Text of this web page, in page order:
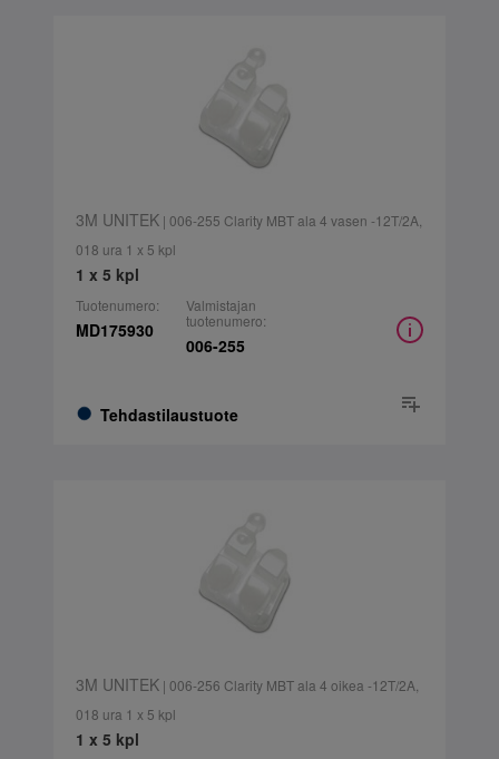
3M UNITEK| 006-255 Clarity MBT ala 4 vasen -12T/2A,
018 ura 1 x 5 kpl
1 x 5 kpl
Tuotenumero:
MD175930
Tehdastilaustuote
Valmistajan
tuotenumero:
006-255
3M UNITEK| 006-256 Clarity MBT ala 4 oikea -12T/2A,
018 ura 1 x 5 kpl
1 x 5 kpl